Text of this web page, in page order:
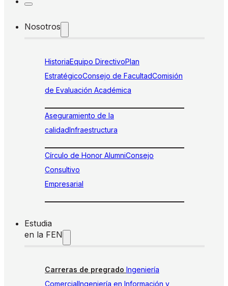
Nosotros
HistoriaEquipo DirectivoPlan
EstratégicoConsejo de FacultadComisión
de Evaluación Académica
Aseguramiento de la
calidadInfraestructura
Círculo de Honor AlumniConsejo
Consultivo
Empresarial
Estudia
en la FEN
Carreras de pregrado Ingeniería
ComercialIngeniería en Información y